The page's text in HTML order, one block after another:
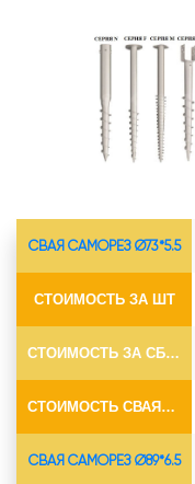
СВАЯ САМОРЕЗ Ø73*5.5
СТОИМОСТЬ ЗА ШТ
СТОИМОСТЬ ЗА СБОРКУ
СТОИМОСТЬ СВАЯ+СБОРКА (БЕЗ ОГОЛОВКА)
СВАЯ САМОРЕЗ Ø89*6.5